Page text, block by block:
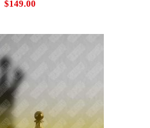
$149.00